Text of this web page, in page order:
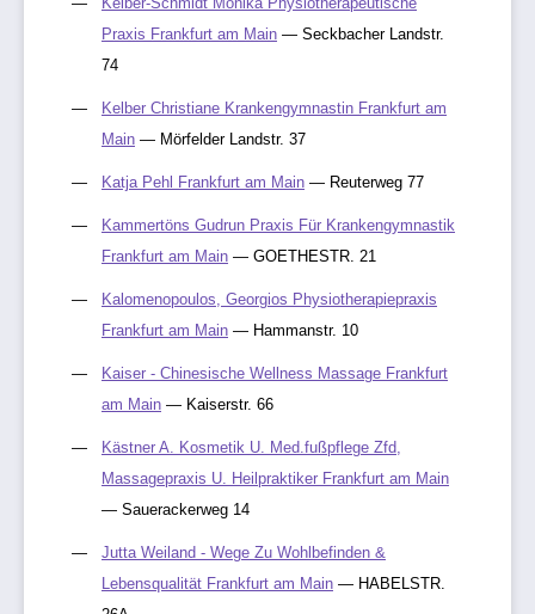
Praxis Frankfurt am Main — Seckbacher Landstr.
74
Kelber Christiane Krankengymnastin Frankfurt am
Main — Mörfelder Landstr. 37
Katja Pehl Frankfurt am Main — Reuterweg 77
Kammertöns Gudrun Praxis Für Krankengymnastik
Frankfurt am Main — GOETHESTR. 21
Kalomenopoulos, Georgios Physiotherapiepraxis
Frankfurt am Main — Hammanstr. 10
Kaiser - Chinesische Wellness Massage Frankfurt
am Main — Kaiserstr. 66
Kästner A. Kosmetik U. Med.fußpflege Zfd,
Massagepraxis U. Heilpraktiker Frankfurt am Main
— Sauerackerweg 14
Jutta Weiland - Wege Zu Wohlbefinden &
Lebensqualität Frankfurt am Main — HABELSTR.